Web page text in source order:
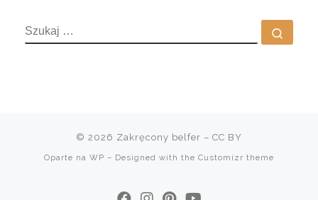
SZUKAJ
© 2026 Zakręcony belfer – CC BY
Oparte na WP – Designed with the Customizr theme